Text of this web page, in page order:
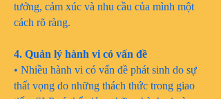
tưởng, cảm xúc và nhu cầu của mình một
cách rõ ràng.
4. Quản lý hành vi có vấn đề
• Nhiều hành vi có vấn đề phát sinh do sự
thất vọng do những thách thức trong giao